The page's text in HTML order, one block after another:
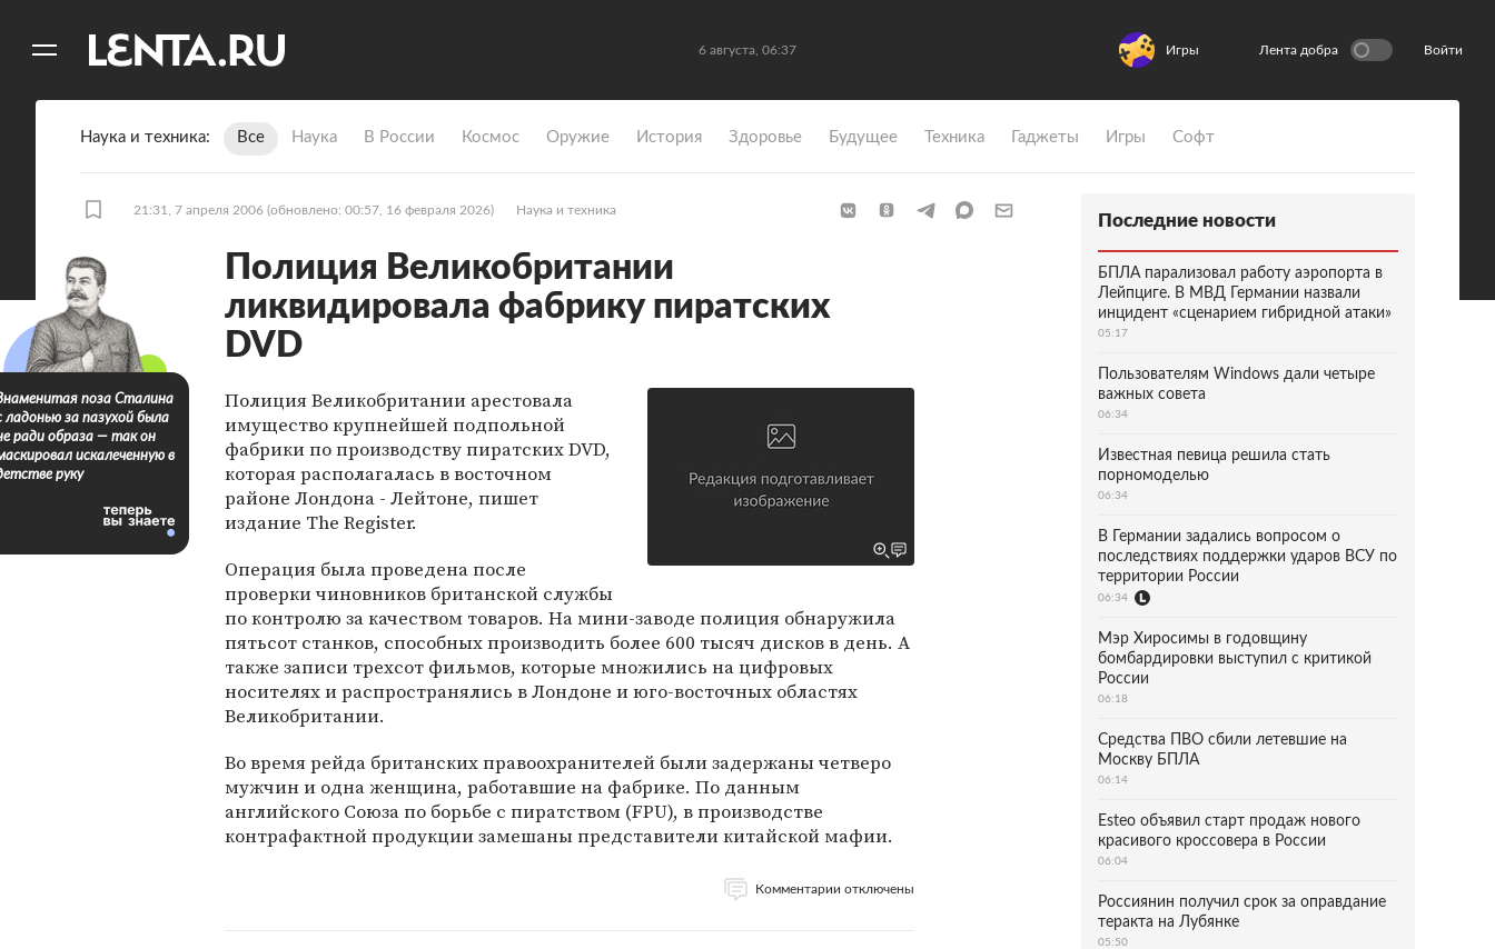
6 августа, 06:37 Игры Лента добра Войти
Наука и техника Все Наука В России Космос Оружие История Здоровье Будущее Техника Гаджеты Игры Софт
21:31, 7 апреля 2006 (обновлено: 00:57, 16 февраля 2026) Наука и техника
Полиция Великобритании
ликвидировала фабрику пиратских
DVD
Полиция Великобритании арестовала
имущество крупнейшей подпольной
фабрики по производству пиратских DVD,
которая располагалась в восточном
районе Лондона - Лейтоне, пишет
издание The Register.
Операция была проведена после
проверки чиновников британской службы
по контролю за качеством товаров. На мини-заводе полиция обнаружила
пятьсот станков, способных производить более 600 тысяч дисков в день. А
также записи трехсот фильмов, которые множились на цифровых
носителях и распространялись в Лондоне и юго-восточных областях
Великобритании.
Во время рейда британских правоохранителей были задержаны четверо
мужчин и одна женщина, работавшие на фабрике. По данным
английского Союза по борьбе с пиратством (FPU), в производстве
контрафактной продукции замешаны представители китайской мафии.
Комментарии отключены
поза Сталина
ладонью за пазухой была
ради образа — так он
искалеченную в
руку
Последние новости
БПЛА парализовал работу аэропорта в
Лейпциге. В МВД Германии назвали
инцидент «сценарием гибридной атаки»
05:17
Пользователям Windows дали четыре
важных совета
06:34
Известная певица решила стать
порномоделью
06:34
В Германии задались вопросом о
последствиях поддержки ударов ВСУ по
территории России
06:34
Мэр Хиросимы в годовщину
бомбардировки выступил с критикой
России
06:18
Средства ПВО сбили летевшие на
Москву БПЛА
06:14
Esteo объявил старт продаж нового
красивого кроссовера в России
06:04
Россиянин получил срок за оправдание
теракта на Лубянке
05:50